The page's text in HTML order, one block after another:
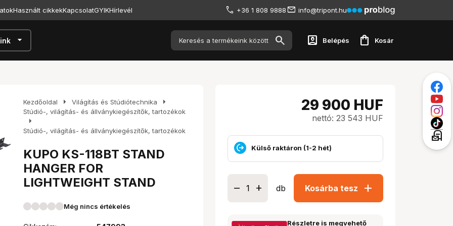
Használt cikkekKapcsolatGYIKHírlevél +36 1 808 9888 info@tripont.hu
arrow_drop_down account_box Belépés shopping_bag Kosár
Kezdőoldal arrow_right Világítás és Stúdiótechnika arrow_right
Stúdió-, világítás- és állványkiegészítők, tartozékok
arrow_right
Stúdió-, világítás- és állványkiegészítők, tartozékok
KUPO KS-118BT STAND
HANGER FOR
LIGHTWEIGHT STAND
Még nincs értékelés
29 900 HUF
nettó: 23 543 HUF
Külső raktáron (1-2 hét)
db Kosárba tesz add
Részletre is megvehető
local_post_office